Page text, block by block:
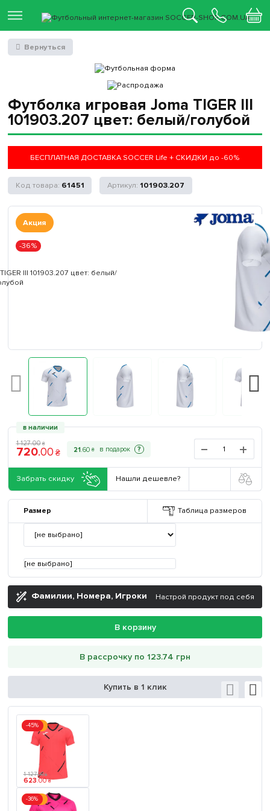
Футболка игровая Joma TIGER III
101903.207 цвет: белый/голубой
БЕСПЛАТНАЯ ДОСТАВКА SOCCER Life + СКИДКИ до -60%
61451 101903.207
Акция
-36%
в наличии
1 127.00 ₴
720.00 ₴ 21.60 ₴ ?
Забрать скидку Нашли дешевле?
Размер Таблица размеров
[не выбрано]
Фамилии, Номера, Игроки Настрой продукт под себя
В корзину
В рассрочку по 123.74 грн
Купить в 1 клик
Акция
-45%
1 127.00 ₴
623 .00 ₴
Акция
-36%
Вернуться